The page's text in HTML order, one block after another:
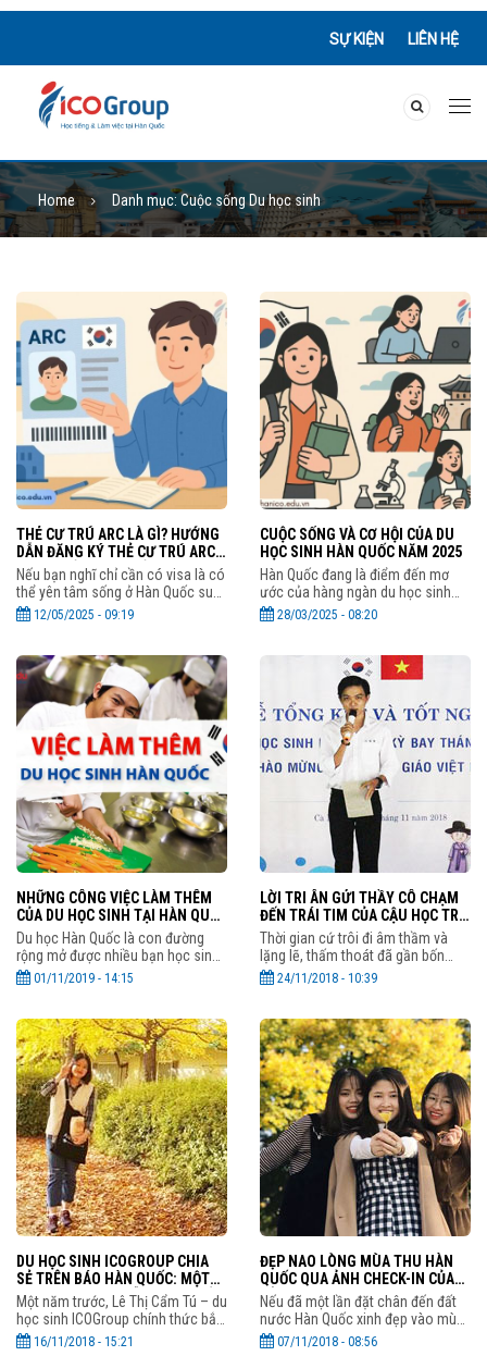
SỰ KIỆN LIÊN HỆ
Home Danh mục: Cuộc sống Du học sinh
THẺ CƯ TRÚ ARC LÀ GÌ? HƯỚNG
DẪN ĐĂNG KÝ THẺ CƯ TRÚ ARC
HÀN QUỐC MỚI NHẤT
Nếu bạn nghĩ chỉ cần có visa là có
thể yên tâm sống ở Hàn Quốc suốt
thời gian du học thì bạn đang bỏ
qua một chi tiết cực kỳ quan trọng:
12/05/2025 - 09:19
CUỘC SỐNG VÀ CƠ HỘI CỦA DU
HỌC SINH HÀN QUỐC NĂM 2025
Hàn Quốc đang là điểm đến mơ
ước của hàng ngàn du học sinh
Việt Nam tại Hàn Quốc nhờ sở hữu
nền giáo dục chất lượng, văn hóa
28/03/2025 - 08:20
NHỮNG CÔNG VIỆC LÀM THÊM
CỦA DU HỌC SINH TẠI HÀN QUỐC
| ICOEDU
Du học Hàn Quốc là con đường
rộng mở được nhiều bạn học sinh,
sinh viên lựa chọn. Tuy nhiên,
không phải bạn nào cũng dư giả
01/11/2019 - 14:15
LỜI TRI ÂN GỬI THẦY CÔ CHẠM
ĐẾN TRÁI TIM CỦA CẬU HỌC TRÒ
ICO CÀ MAU
Thời gian cứ trôi đi âm thầm và
lặng lẽ, thấm thoát đã gần bốn
tháng trôi qua. Thời gian tuy ngắn
nhưng cũng đủ làm cho em cảm
24/11/2018 - 10:39
DU HỌC SINH ICOGROUP CHIA
SẺ TRÊN BÁO HÀN QUỐC: MỘT
NĂM KHÁM PHÁ VẪN CHƯA HẾT
NHỮNG ĐIỀU THÚ VỊ!
Một năm trước, Lê Thị Cẩm Tú – du
học sinh ICOGroup chính thức bắt
đầu hành trình học tập tại trường
16/11/2018 - 15:21
ĐẸP NAO LÒNG MÙA THU HÀN
QUỐC QUA ẢNH CHECK-IN CỦA
CỦA DU HỌC SINH ICOGROUP
Nếu đã một lần đặt chân đến đất
nước Hàn Quốc xinh đẹp vào mùa
thu, hẳn các bạn du học sinh sẽ
07/11/2018 - 08:56